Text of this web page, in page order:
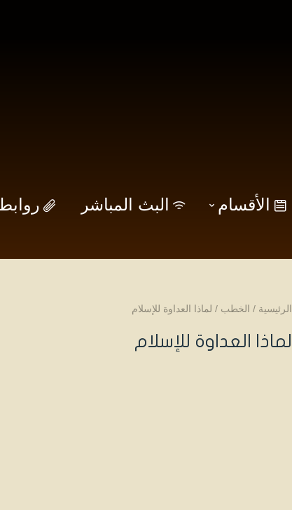
الأقسام البث المباشر
الرئيسية / الخطب / لماذا العداوة للإسلام
لماذا العداوة للإسلام